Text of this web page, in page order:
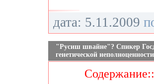
дата: 5.11.2009
"Русиш швайне"? Спикер
генетической